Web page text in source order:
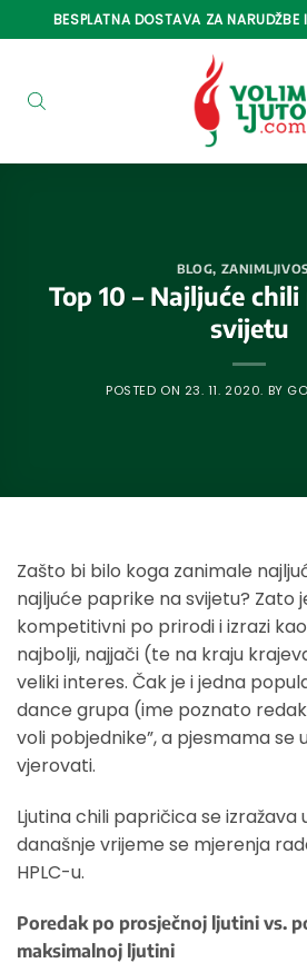
to
BESPLATNA DOSTAVA ZA
BLOG
Top 10 – Najljuće
svijetu
POSTED ON 23. 11. 2020. BY
Zašto bi bilo koga zanimale
najljuće paprike na svijetu? Zato
kompetitivni po prirodi i izrazi
najbolji, najjači (te na kraju
veliki interes. Čak je i jedna
dance grupa (ime poznato
voli pobjednike”, a pjesmama se
vjerovati.
Ljutina chili papričica se izražava
današnje vrijeme se mjerenja
HPLC-u.
Poredak po prosječnoj ljutini vs.
maksimalnoj ljutini